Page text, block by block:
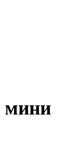
мини